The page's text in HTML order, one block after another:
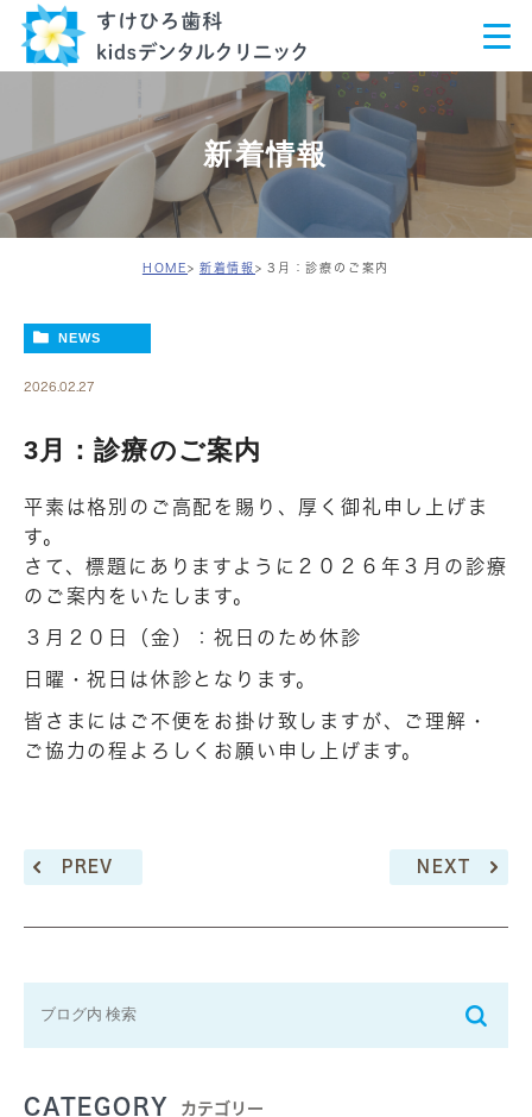
新着情報
HOME 新着情報 3月：診療のご案内
NEWS
2026.02.27
3月：診療のご案内
平素は格別のご高配を賜り、厚く御礼申し上げま
す。
さて、標題にありますように２０２６年３月の診療
のご案内をいたします。
３月２０日（金）：祝日のため休診
日曜・祝日は休診となります。
皆さまにはご不便をお掛け致しますが、ご理解・
ご協力の程よろしくお願い申し上げます。
PREV NEXT
CATEGORY カテゴリー